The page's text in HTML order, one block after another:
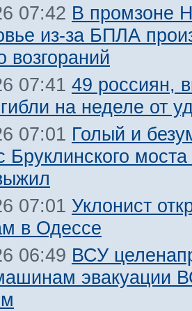
07:42 В промзоне
из-за БПЛА
возгораний
07:41 49 россиян,
на неделе от
07:01 Голый и
Бруклинского
07:01 Уклонист
в Одессе
06:49 ВСУ
эвакуации